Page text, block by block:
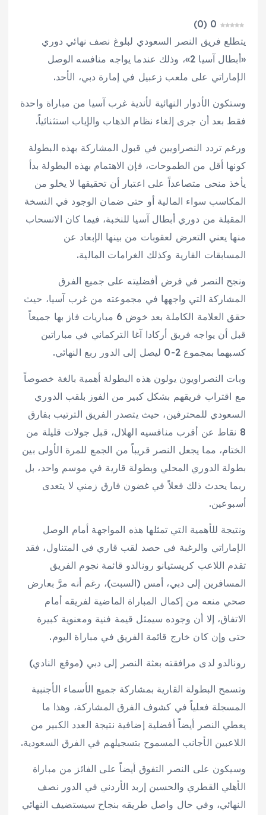
0
(
0
)
يتطلع فريق النصر السعودي لبلوغ نصف نهائي دوري
«أبطال آسيا 2»، وذلك عندما يواجه منافسه الوصل
الإماراتي على ملعب زعبيل في إمارة دبي، الأحد.
وستكون الأدوار النهائية لأندية غرب آسيا من مباراة واحدة
فقط بعد أن جرى إلغاء نظام الذهاب والإياب استثنائياً.
ورغم تردد النصراويين في قبول المشاركة بهذه البطولة
كونها أقل من الطموحات، فإن الاهتمام بهذه البطولة بدأ
يأخذ منحى متصاعداً على اعتبار أن تحقيقها لا يخلو من
المكاسب سواء المالية أو حتى ضمان الوجود في النسخة
المقبلة من دوري أبطال آسيا للنخبة، فيما كان الانسحاب
منها يعني التعرض لعقوبات من بينها الإبعاد عن
المسابقات القارية وكذلك الغرامات المالية.
ونجح النصر في فرض أفضليته على جميع الفرق
المشاركة التي واجهها في مجموعته من غرب آسيا، حيث
حقق العلامة الكاملة بعد خوض 6 مباريات فاز بها جميعاً
قبل أن يواجه فريق أركادا آغا التركماني في مباراتين
كسبهما بمجموع 2-0 ليصل إلى الدور ربع النهائي.
وبات النصراويون يولون هذه البطولة أهمية بالغة خصوصاً
مع اقتراب فريقهم بشكل كبير من الفوز بلقب الدوري
السعودي للمحترفين، حيث يتصدر الفريق الترتيب بفارق
8 نقاط عن أقرب منافسيه الهلال، قبل جولات قليلة من
الختام، مما يجعل النصر قريباً من الجمع للمرة الأولى بين
بطولة الدوري المحلي وبطولة قارية في موسم واحد، بل
ربما يحدث ذلك فعلاً في غضون فارق زمني لا يتعدى
أسبوعين.
ونتيجة للأهمية التي تمثلها هذه المواجهة أمام الوصل
الإماراتي والرغبة في حصد لقب قاري في المتناول، فقد
تقدم اللاعب كريستيانو رونالدو قائمة نجوم الفريق
المسافرين إلى دبي، أمس (السبت)، رغم أنه مرَّ بعارض
صحي منعه من إكمال المباراة الماضية لفريقه أمام
الاتفاق، إلا أن وجوده سيمثل قيمة فنية ومعنوية كبيرة
حتى وإن كان خارج قائمة الفريق في مباراة اليوم.
رونالدو لدى مرافقته بعثة النصر إلى دبي (موقع النادي)
وتسمح البطولة القارية بمشاركة جميع الأسماء الأجنبية
المسجلة فعلياً في كشوف الفرق المشاركة، وهذا ما
يعطي النصر أيضاً أفضلية إضافية نتيجة العدد الكبير من
اللاعبين الأجانب المسموح بتسجيلهم في الفرق السعودية.
وسيكون على النصر التفوق أيضاً على الفائز من مباراة
الأهلي القطري والحسين إربد الأردني في الدور نصف
النهائي، وفي حال واصل طريقه بنجاح سيستضيف النهائي